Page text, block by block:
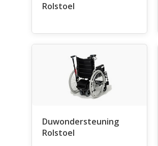
Rolstoel
Duwondersteuning
Rolstoel